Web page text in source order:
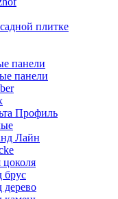
плитке
панели
панели
Профиль
Лайн
брус
дерево